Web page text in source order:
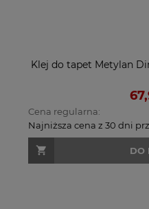
Klej do tapet Metylan
Cena regularna:
Najniższa cena z 30 dni
DO